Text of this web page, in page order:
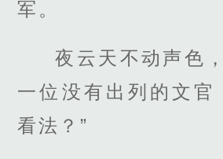
军。
夜云天不动声色
一位没有出列的文官
看法？”